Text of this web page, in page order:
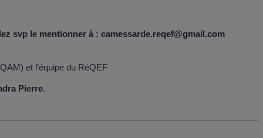
svp le mentionner à : camessarde.reqef@gmail.com
et l’équipe du RéQEF
Pierre.